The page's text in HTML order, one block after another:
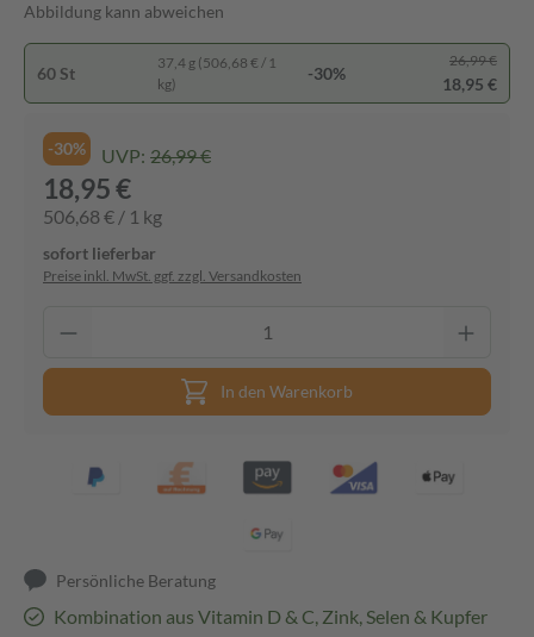
Abbildung kann abweichen
60 St
37,4 g (506,68 € / 1
kg)
-30%
26,99 €
18,95 €
-30% UVP: 26,99 €
18,95 €
506,68 € / 1 kg
sofort lieferbar
Preise inkl. MwSt. ggf. zzgl. Versandkosten
In den Warenkorb
Persönliche Beratung
Kombination aus Vitamin D & C, Zink, Selen & Kupfer